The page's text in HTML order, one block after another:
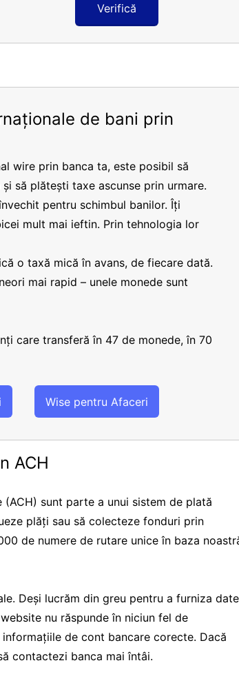
Verifică
de bani prin
wire prin banca ta, este posibil să
să plătești taxe ascunse prin urmare.
pentru schimbul banilor. Îți
mult mai ieftin. Prin tehnologia lor
o taxă mică în avans, de fiecare dată.
mai rapid – unele monede sunt
care transferă în 47 de monede, în 70
Wise pentru Afaceri
ACH
sunt parte a unui sistem de plată
plăți sau să colecteze fonduri prin
de numere de rutare unice în baza
Deși lucrăm din greu pentru a furniza date
nu răspunde în niciun fel de
de cont bancare corecte. Dacă
contactezi banca mai întâi.